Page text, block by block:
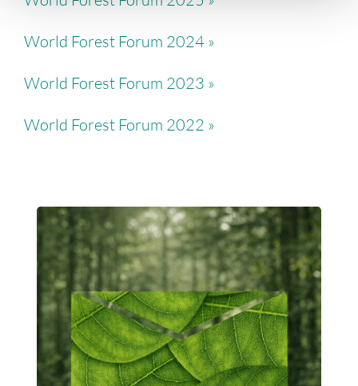
World Forest Forum 2024 »
World Forest Forum 2023 »
World Forest Forum 2022 »